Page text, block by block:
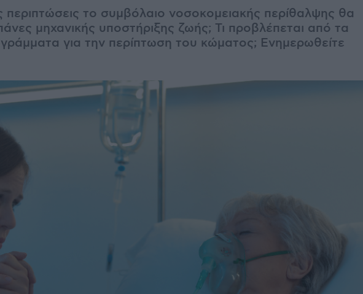
περιπτώσεις το συμβόλαιο νοσοκομειακής περίθαλψης θα
μηχανικής υποστήριξης ζωής; Τι προβλέπεται από τα
για την περίπτωση του κώματος; Ενημερωθείτε